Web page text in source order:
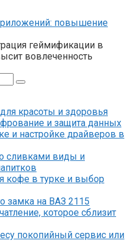
повышение
геймификации в
вовлеченность
красоты и здоровья
и защита данных
и настройке драйверов в
сливками виды и
кофе в турке и выбор
замка на ВАЗ 2115
которое сблизит
покопийный сервис или